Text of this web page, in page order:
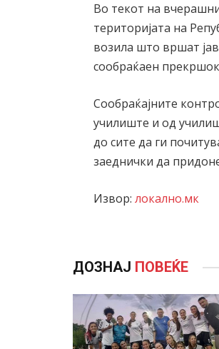
Во текот на
територијата на
возила што вршат
сообраќаен
Сообраќајните
училиште и од
до сите да ги
заеднички да
Извор:локално.мк
ДОЗНАЈ ПОВЕЌЕ